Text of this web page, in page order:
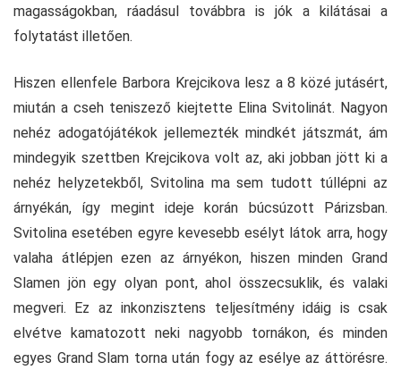
magasságokban, ráadásul továbbra is jók a kilátásai a
folytatást illetően.
Hiszen ellenfele Barbora Krejcikova lesz a 8 közé jutásért,
miután a cseh teniszező kiejtette Elina Svitolinát. Nagyon
nehéz adogatójátékok jellemezték mindkét játszmát, ám
mindegyik szettben Krejcikova volt az, aki jobban jött ki a
nehéz helyzetekből, Svitolina ma sem tudott túllépni az
árnyékán, így megint ideje korán búcsúzott Párizsban.
Svitolina esetében egyre kevesebb esélyt látok arra, hogy
valaha átlépjen ezen az árnyékon, hiszen minden Grand
Slamen jön egy olyan pont, ahol összecsuklik, és valaki
megveri. Ez az inkonzisztens teljesítmény idáig is csak
elvétve kamatozott neki nagyobb tornákon, és minden
egyes Grand Slam torna után fogy az esélye az áttörésre.